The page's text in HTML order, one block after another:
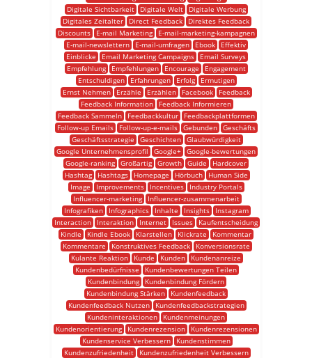
Digitale Sichtbarkeit
Digitale Welt
Digitale Werbung
Digitales Zeitalter
Direct Feedback
Direktes Feedback
Discounts
E-mail Marketing
E-mail-marketing-kampagnen
E-mail-newslettern
E-mail-umfragen Ebook
Effektiv
Einblicke
Email Marketing Campaigns
Email Surveys
Empfehlung
Empfehlungen Encourage
Engagement
Entschuldigen
Erfahrungen Erfolg
Ermutigen
Ernst Nehmen
Erzähle Erzählen Facebook
Feedback
Feedback Information
Feedback Informieren
Feedback Sammeln
Feedbackkultur
Feedbackplattformen
Follow-up Emails
Follow-up-e-mails Gebunden
Geschäfts
Geschäftsstrategie
Geschichten
Glaubwürdigkeit
Google Unternehmensprofil
Google+ Google-bewertungen
Google-ranking Großartig Growth Guide
Hardcover
Hashtag
Hashtags Homepage Hörbuch
Human Side
Image
Improvements Incentives
Industry Portals
Influencer-marketing
Influencer-zusammenarbeit
Infografiken
Infographics Inhalte Insights
Instagram
Interaction
Interaktion Internet Issues
Kaufentscheidung
Kindle
Kindle Ebook Klarstellen Klickrate
Kommentar
Kommentare
Konstruktives Feedback
Konversionsrate
Kulante Reaktion
Kunde Kunden
Kundenanreize
Kundenbedürfnisse
Kundenbewertungen Teilen
Kundenbindung
Kundenbindung Fördern
Kundenbindung Stärken
Kundenfeedback
Kundenfeedback Nutzen
Kundenfeedbackstrategien
Kundeninteraktionen
Kundenmeinungen
Kundenorientierung
Kundenrezension
Kundenrezensionen
Kundenservice Verbessern
Kundenstimmen
Kundenzufriedenheit
Kundenzufriedenheit Verbessern